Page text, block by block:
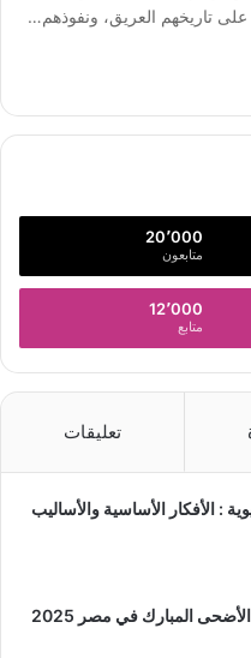
تاريخهم العريق، ونفوذهم…
20٬000
متابعون
12٬000
متابع
تعليقات
: الأفكار الأساسية والأساليب
المبارك في مصر 2025